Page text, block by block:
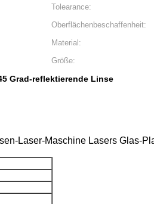
Tolearance:
Oberflächenbeschaffenheit:
Material:
Größe:
Grad-reflektierende Linse
Laser-Maschine Lasers Glas-